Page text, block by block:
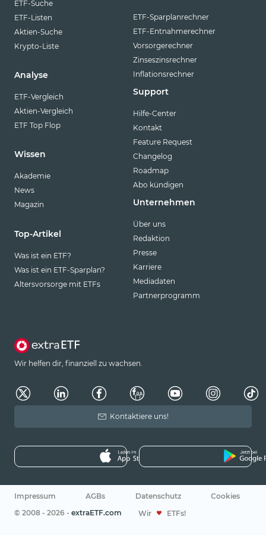
ETF-Suche
ETF-Listen
Aktien-Suche
Krypto-Liste
Analyse
ETF-Vergleich
Aktien-Vergleich
ETF Top Flop
Wissen
Akademie
News
Magazin
Top-Artikel
Was ist ein ETF?
Was ist ein ETF-Sparplan?
Altersvorsorge mit ETFs
ETF-Sparplanrechner
ETF-Entnahmerechner
Vorsorgerechner
Zinseszinsrechner
Inflationsrechner
Support
Hilfe-Center
Kontakt
Feature Request
Changelog
Roadmap
Abo kündigen
Unternehmen
Über uns
Redaktion
Presse
Karriere
Mediadaten
Partnerprogramm
Wir helfen dir, finanziell zu wachsen.
Kontaktiere uns!
Impressum AGBs Datenschutz
Cookies
© 2008 - 2026 - extraETF.com Wir ETFs!